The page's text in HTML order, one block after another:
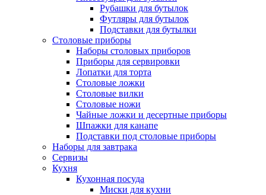
Рубашки для бутылок
Футляры для бутылок
Подставки для бутылки
Столовые приборы
Наборы столовых приборов
Приборы для сервировки
Лопатки для торта
Столовые ложки
Столовые вилки
Столовые ножи
Чайные ложки и десертные приборы
Шпажки для канапе
Подставки под столовые приборы
Наборы для завтрака
Сервизы
Кухня
Кухонная посуда
Миски для кухни